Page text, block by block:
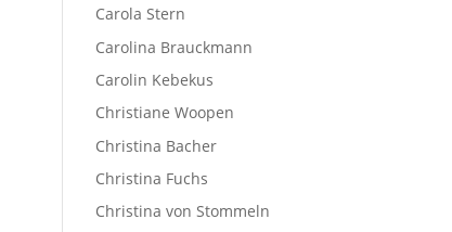
Carola Stern
Carolina Brauckmann
Carolin Kebekus
Christiane Woopen
Christina Bacher
Christina Fuchs
Christina von Stommeln